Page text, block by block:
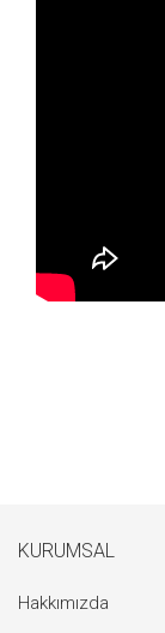
KURUMSAL
Hakkımızda